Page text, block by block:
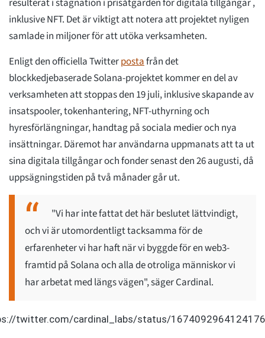
resulterat i stagnation i prisåtgärden för digitala tillgångar ,
inklusive NFT. Det är viktigt att notera att projektet nyligen
samlade in miljoner för att utöka verksamheten.
Enligt den officiella Twitterpostafrån det
blockkedjebaserade Solana-projektet kommer en del av
verksamheten att stoppas den 19 juli, inklusive skapande av
insatspooler, tokenhantering, NFT-uthyrning och
hyresförlängningar, handtag på sociala medier och nya
insättningar. Däremot har användarna uppmanats att ta ut
sina digitala tillgångar och fonder senast den 26 augusti, då
uppsägningstiden på två månader går ut.
"Vi har inte fattat det här beslutet lättvindigt,
och vi är utomordentligt tacksamma för de
erfarenheter vi har haft när vi byggde för en web3-
framtid på Solana och alla de otroliga människor vi
har arbetat med längs vägen", säger Cardinal.
twitter.com/cardinal_labs/status/